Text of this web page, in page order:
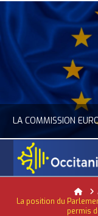
ACTUALITÉ DE L'UNION EUROPÉENNE,
La position du
permis